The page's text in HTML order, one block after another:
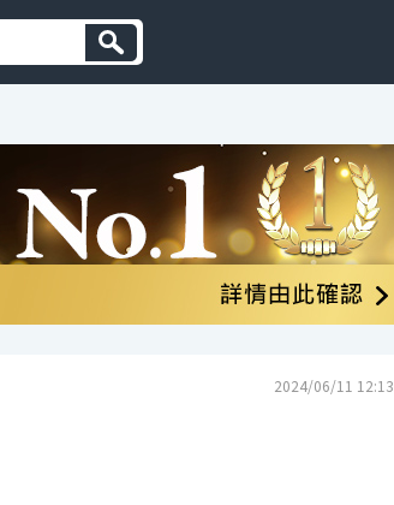
2024/06/11 12:13